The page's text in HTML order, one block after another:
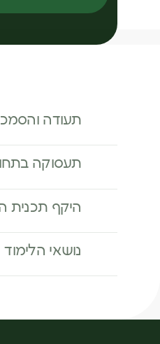
תעודה
תעסוקה
היקף תכנית
נושאי הלימוד